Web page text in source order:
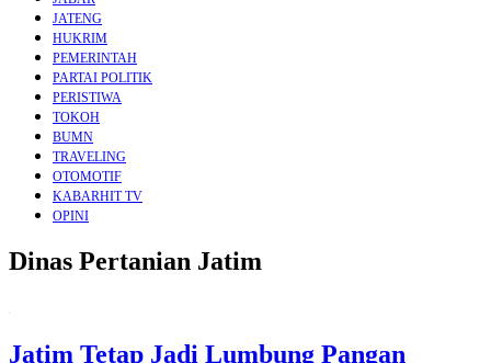
JATENG
HUKRIM
PEMERINTAH
PARTAI POLITIK
PERISTIWA
TOKOH
BUMN
TRAVELING
OTOMOTIF
KABARHIT TV
OPINI
Dinas Pertanian Jatim
Jatim Tetap Jadi Lumbung Pangan